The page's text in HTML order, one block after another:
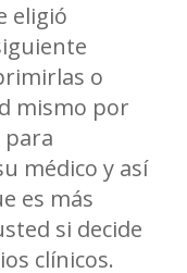
eligió
o
mismo por
médico y así
es más
si decide
clínicos.